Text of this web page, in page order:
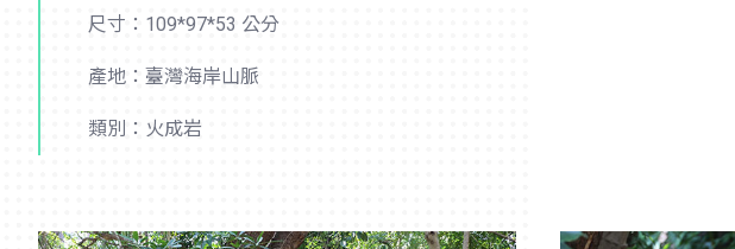
尺寸：109*97*53 公分
產地：臺灣海岸山脈
類別：火成岩